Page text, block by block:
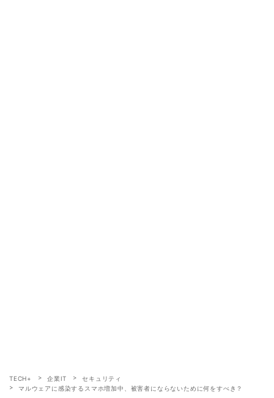
TECH+ 企業IT
セキュリティ
マルウェアに感染するスマホ増加中、被害者にならないために何をすべき？